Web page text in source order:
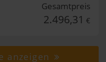
Gesamtpreis
2.496,31 €
anzeigen